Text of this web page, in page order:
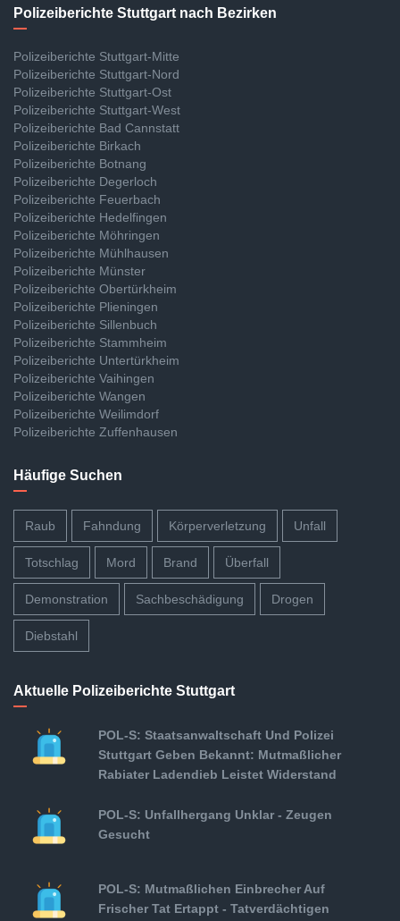
Polizeiberichte Stuttgart nach Bezirken
Polizeiberichte Stuttgart-Mitte
Polizeiberichte Stuttgart-Nord
Polizeiberichte Stuttgart-Ost
Polizeiberichte Stuttgart-West
Polizeiberichte Bad Cannstatt
Polizeiberichte Birkach
Polizeiberichte Botnang
Polizeiberichte Degerloch
Polizeiberichte Feuerbach
Polizeiberichte Hedelfingen
Polizeiberichte Möhringen
Polizeiberichte Mühlhausen
Polizeiberichte Münster
Polizeiberichte Obertürkheim
Polizeiberichte Plieningen
Polizeiberichte Sillenbuch
Polizeiberichte Stammheim
Polizeiberichte Untertürkheim
Polizeiberichte Vaihingen
Polizeiberichte Wangen
Polizeiberichte Weilimdorf
Polizeiberichte Zuffenhausen
Häufige Suchen
Raub Fahndung Körperverletzung Unfall
Totschlag Mord Brand Überfall
Demonstration Sachbeschädigung Drogen
Diebstahl
Aktuelle Polizeiberichte Stuttgart
POL-S: Staatsanwaltschaft Und Polizei
Stuttgart Geben Bekannt: Mutmaßlicher
Rabiater Ladendieb Leistet Widerstand
POL-S: Unfallhergang Unklar - Zeugen
Gesucht
POL-S: Mutmaßlichen Einbrecher Auf
Frischer Tat Ertappt - Tatverdächtigen